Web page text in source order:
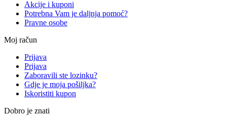
Akcije i kuponi
Potrebna Vam je daljnja pomoć?
Pravne osobe
Moj račun
Prijava
Prijava
Zaboravili ste lozinku?
Gdje je moja pošiljka?
Iskoristiti kupon
Dobro je znati